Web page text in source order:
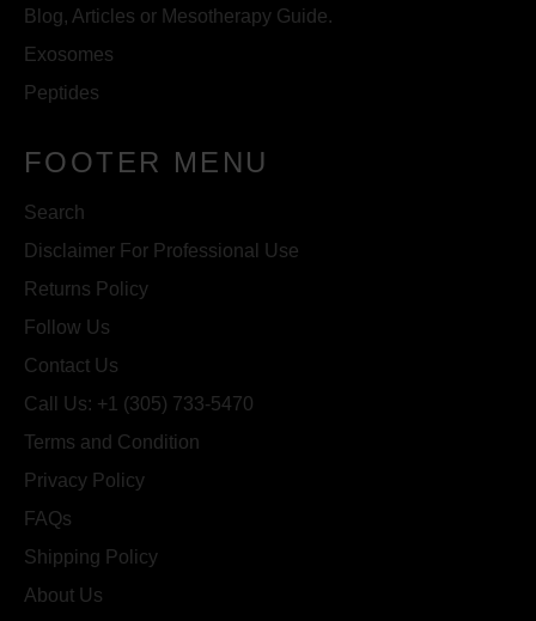
Blog, Articles or Mesotherapy Guide.
Exosomes
Peptides
FOOTER MENU
Search
Disclaimer For Professional Use
Returns Policy
Follow Us
Contact Us
Call Us: +1 (305) 733-5470
Terms and Condition
Privacy Policy
FAQs
Shipping Policy
About Us